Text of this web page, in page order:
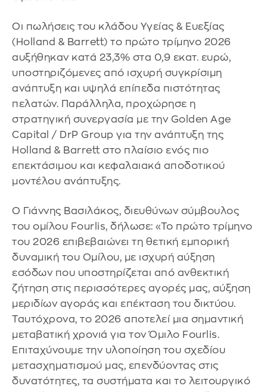
Οι πωλήσεις του κλάδου Υγείας & Ευεξίας
(Holland & Barrett) το πρώτο τρίμηνο 2026
αυξήθηκαν κατά 23,3% στα 0,9 εκατ. ευρώ,
υποστηριζόμενες από ισχυρή συγκρίσιμη
ανάπτυξη και υψηλά επίπεδα πιστότητας
πελατών. Παράλληλα, προχώρησε η
στρατηγική συνεργασία με την Golden Age
Capital / DrP Group για την ανάπτυξη της
Holland & Barrett στο πλαίσιο ενός πιο
επεκτάσιμου και κεφαλαιακά αποδοτικού
μοντέλου ανάπτυξης.
Ο Γιάννης Βασιλάκος, διευθύνων σύμβουλος
του ομίλου Fourlis, δήλωσε: «Το πρώτο τρίμηνο
του 2026 επιβεβαιώνει τη θετική εμπορική
δυναμική του Ομίλου, με ισχυρή αύξηση
εσόδων που υποστηρίζεται από ανθεκτική
ζήτηση στις περισσότερες αγορές μας, αύξηση
μεριδίων αγοράς και επέκταση του δικτύου.
Ταυτόχρονα, το 2026 αποτελεί μια σημαντική
μεταβατική χρονιά για τον Όμιλο Fourlis.
Επιταχύνουμε την υλοποίηση του σχεδίου
μετασχηματισμού μας, επενδύοντας στις
δυνατότητες, τα συστήματα και το λειτουργικό